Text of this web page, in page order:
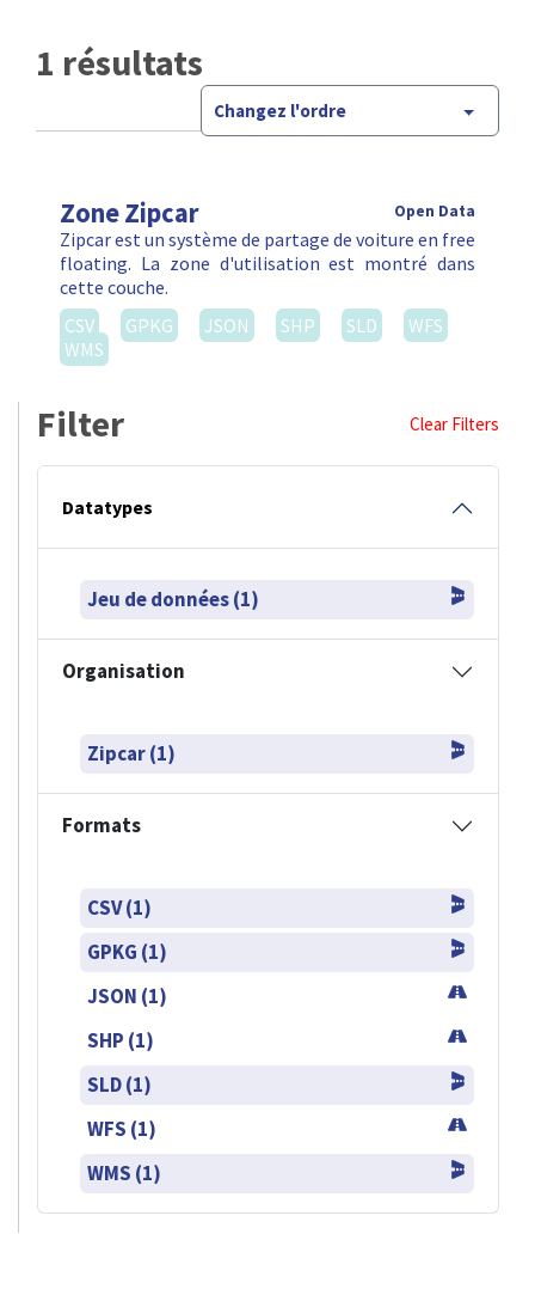
1 résultats
Changez l'ordre
Zone Zipcar Open Data
Zipcar est un système de partage de voiture en free
floating. La zone d'utilisation est montré dans
cette couche.
CSV
GPKG JSON SHP SLD
WFS
WMS
Filter Clear Filters
Datatypes
Jeu de données (1)
Organisation
Zipcar (1)
Formats
CSV (1)
GPKG (1)
JSON (1)
SHP (1)
SLD (1)
WFS (1)
WMS (1)